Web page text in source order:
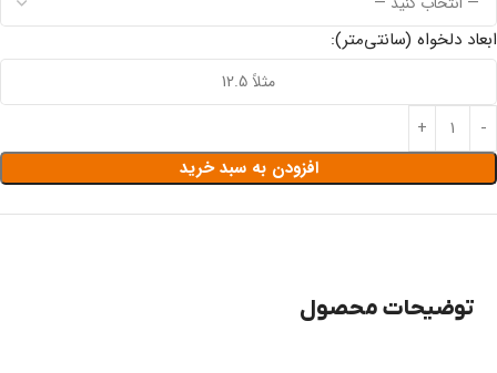
ابعاد دلخواه (سانتی‌متر):
افزودن به سبد خرید
توضیحات محصول